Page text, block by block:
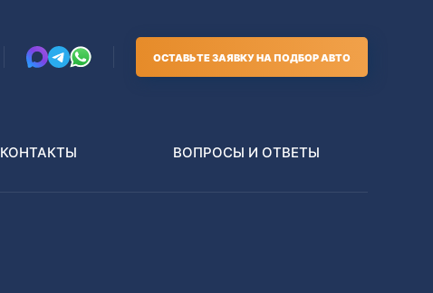
ОСТАВЬТЕ ЗАЯВКУ НА ПОДБОР АВТО
КОНТАКТЫ ВОПРОСЫ И ОТВЕТЫ